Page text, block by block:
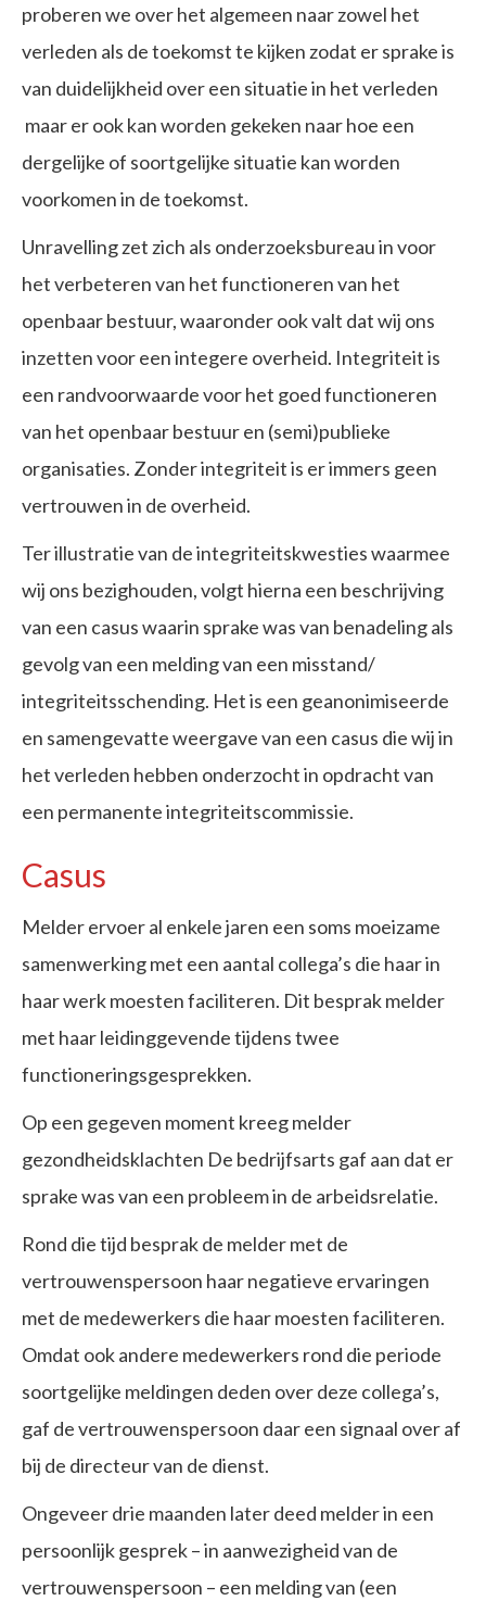
proberen we over het algemeen naar zowel het
verleden als de toekomst te kijken zodat er sprake is
van duidelijkheid over een situatie in het verleden
maar er ook kan worden gekeken naar hoe een
dergelijke of soortgelijke situatie kan worden
voorkomen in de toekomst.
Unravelling zet zich als onderzoeksbureau in voor
het verbeteren van het functioneren van het
openbaar bestuur, waaronder ook valt dat wij ons
inzetten voor een integere overheid. Integriteit is
een randvoorwaarde voor het goed functioneren
van het openbaar bestuur en (semi)publieke
organisaties. Zonder integriteit is er immers geen
vertrouwen in de overheid.
Ter illustratie van de integriteitskwesties waarmee
wij ons bezighouden, volgt hierna een beschrijving
van een casus waarin sprake was van benadeling als
gevolg van een melding van een misstand/
integriteitsschending. Het is een geanonimiseerde
en samengevatte weergave van een casus die wij in
het verleden hebben onderzocht in opdracht van
een permanente integriteitscommissie.
Casus
Melder ervoer al enkele jaren een soms moeizame
samenwerking met een aantal collega’s die haar in
haar werk moesten faciliteren. Dit besprak melder
met haar leidinggevende tijdens twee
functioneringsgesprekken.
Op een gegeven moment kreeg melder
gezondheidsklachten De bedrijfsarts gaf aan dat er
sprake was van een probleem in de arbeidsrelatie.
Rond die tijd besprak de melder met de
vertrouwenspersoon haar negatieve ervaringen
met de medewerkers die haar moesten faciliteren.
Omdat ook andere medewerkers rond die periode
soortgelijke meldingen deden over deze collega’s,
gaf de vertrouwenspersoon daar een signaal over af
bij de directeur van de dienst.
Ongeveer drie maanden later deed melder in een
persoonlijk gesprek – in aanwezigheid van de
vertrouwenspersoon – een melding van (een